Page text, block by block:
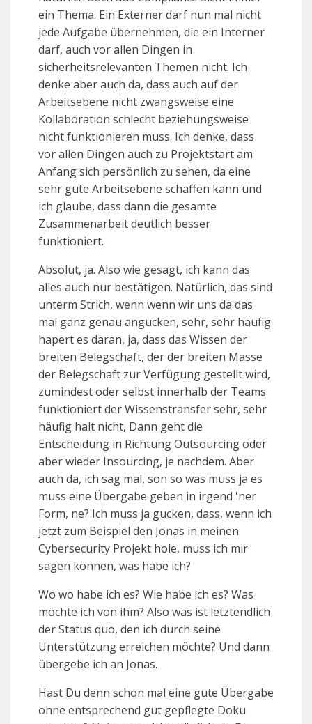
ein Thema. Ein Externer darf nun mal nicht
jede Aufgabe übernehmen, die ein Interner
darf, auch vor allen Dingen in
sicherheitsrelevanten Themen nicht. Ich
denke aber auch da, dass auch auf der
Arbeitsebene nicht zwangsweise eine
Kollaboration schlecht beziehungsweise
nicht funktionieren muss. Ich denke, dass
vor allen Dingen auch zu Projektstart am
Anfang sich persönlich zu sehen, da eine
sehr gute Arbeitsebene schaffen kann und
ich glaube, dass dann die gesamte
Zusammenarbeit deutlich besser
funktioniert.
Absolut, ja. Also wie gesagt, ich kann das
alles auch nur bestätigen. Natürlich, das sind
unterm Strich, wenn wenn wir uns da das
mal ganz genau angucken, sehr, sehr häufig
hapert es daran, ja, dass das Wissen der
breiten Belegschaft, der der breiten Masse
der Belegschaft zur Verfügung gestellt wird,
zumindest oder selbst innerhalb der Teams
funktioniert der Wissenstransfer sehr, sehr
häufig halt nicht, Dann geht die
Entscheidung in Richtung Outsourcing oder
aber wieder Insourcing, je nachdem. Aber
auch da, ich sag mal, son so was muss ja es
muss eine Übergabe geben in irgend 'ner
Form, ne? Ich muss ja gucken, dass, wenn ich
jetzt zum Beispiel den Jonas in meinen
Cybersecurity Projekt hole, muss ich mir
sagen können, was habe ich?
Wo wo habe ich es? Wie habe ich es? Was
möchte ich von ihm? Also was ist letztendlich
der Status quo, den ich durch seine
Unterstützung erreichen möchte? Und dann
übergebe ich an Jonas.
Hast Du denn schon mal eine gute Übergabe
ohne entsprechend gut gepflegte Doku